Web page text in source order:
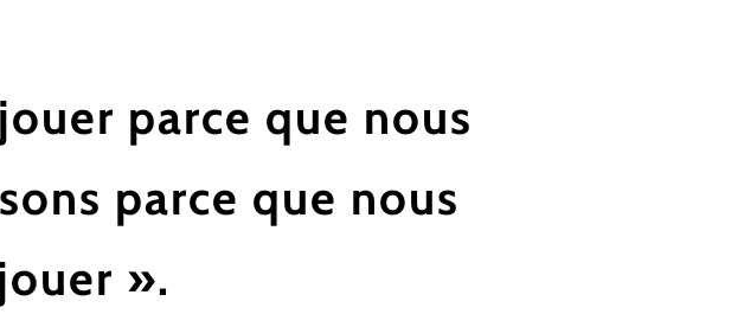
parce que nous
parce que nous
».